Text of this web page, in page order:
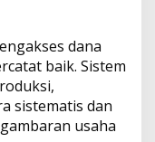
dana
baik. Sistem
sistematis dan
usaha